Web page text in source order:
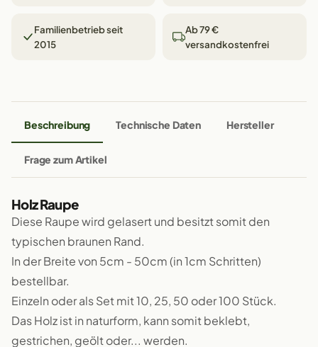
Familienbetrieb seit
2015
Ab 79 €
versandkostenfrei
Beschreibung Technische Daten Hersteller
Frage zum Artikel
Holz Raupe
Diese Raupe wird gelasert und besitzt somit den
typischen braunen Rand.
In der Breite von 5cm - 50cm (in 1cm Schritten)
bestellbar.
Einzeln oder als Set mit 10, 25, 50 oder 100 Stück.
Das Holz ist in naturform, kann somit beklebt,
gestrichen, geölt oder... werden.